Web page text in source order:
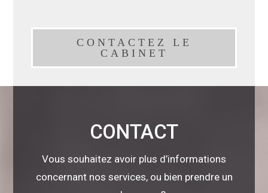
CONTACTEZ LE
CABINET
CONTACT
Vous souhaitez avoir plus d’informations
concernant nos services, ou bien prendre un